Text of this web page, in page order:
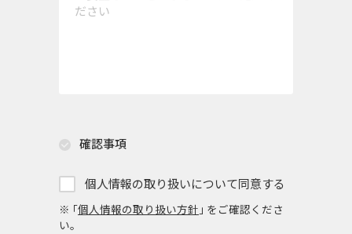
確認事項
個人情報の取り扱いについて同意する
※ ｢個人情報の取り扱い方針 ｣ をご確認くださ
い。